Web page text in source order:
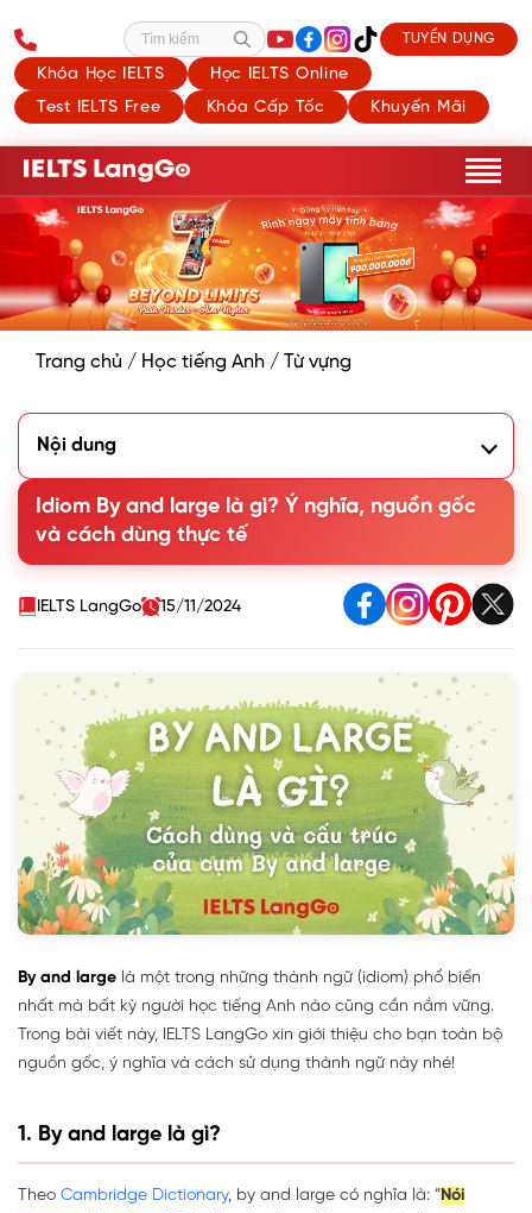
Khóa Học IELTS
Học IELTS Online
Test IELTS Free
Khóa Cấp Tốc Khuyến Mãi
Tìm kiếm TUYỂN DỤNG
Trang chủ / Học tiếng Anh / Từ vựng
Nội dung
2. Giải thích nguồn gốc thành ngữ by and large
3. Cách sử dụng cụm từ by and large trong tiếng Anh
4. Các cụm từ đồng nghĩa và trái nghĩa với By and large
5. Bài tập vận dụng idiom By and large
Idiom By and large là gì? Ý nghĩa, nguồn gốc
và cách dùng thực tế
IELTS LangGo 15/11/2024
By and large là một trong những thành ngữ (idiom) phổ biến
nhất mà bất kỳ người học tiếng Anh nào cũng cần nắm vững.
Trong bài viết này, IELTS LangGo xin giới thiệu cho bạn toàn bộ
nguồn gốc, ý nghĩa và cách sử dụng thành ngữ này nhé!
1. By and large là gì?
Theo Cambridge Dictionary, by and large có nghĩa là: “Nói